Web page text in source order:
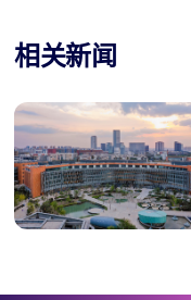
相关新闻